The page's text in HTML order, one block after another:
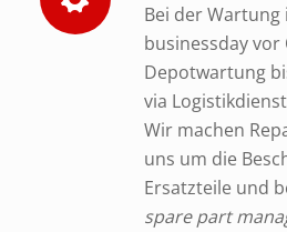
Bei der Wartung
businessday vor
Depotwartung
via
Wir machen
uns um die
Ersatzteile und
spare part